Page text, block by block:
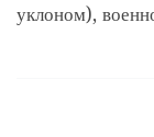
уклоном),